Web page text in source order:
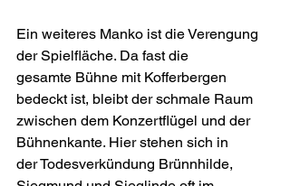
Ein weiteres Manko ist die Verengung
der Spielfläche. Da fast die
gesamte Bühne mit Kofferbergen
bedeckt ist, bleibt der schmale Raum
zwischen dem Konzertflügel und der
Bühnenkante. Hier stehen sich in
der Todesverkündung Brünnhilde,